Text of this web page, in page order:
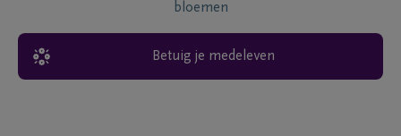
bloemen
Betuig je medeleven